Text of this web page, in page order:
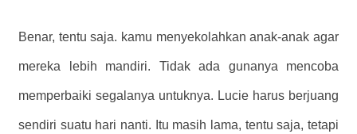
Benar, tentu saja. kamu menyekolahkan anak-anak agar
mereka lebih mandiri. Tidak ada gunanya mencoba
memperbaiki segalanya untuknya. Lucie harus berjuang
sendiri suatu hari nanti. Itu masih lama, tentu saja, tetapi